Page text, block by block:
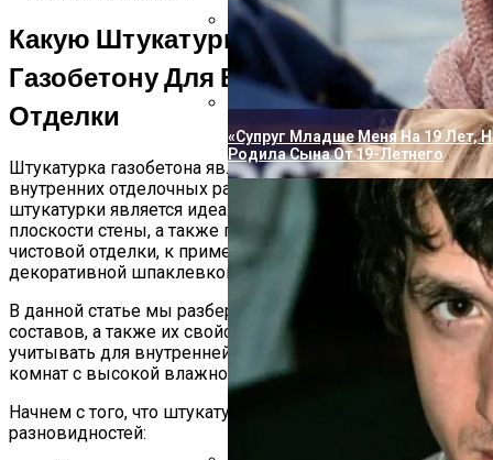
Пугачева И Галкин Решили
Повзрослевшими Детьми
«Супруг Младше Меня На 19 Лет,
Родила Сына От 19-Летнего
Какую Штукатурку Выбрать По
Газобетону Для Внутренней
Отделки
Штукатурка газобетона является важным этапом при
внутренних отделочных работах. Основными задачами
штукатурки является идеальное выравнивание
плоскости стены, а также прочное основание для
чистовой отделки, к примеру, плиткой, обоями или
декоративной шпаклевкой.
В данной статье мы разберем виды штукатурных
составов, а также их свойства, которые нужно
учитывать для внутренней отделки жилых помещений и
комнат с высокой влажностью.
Начнем с того, что штукатурка бывает двух основных
разновидностей: